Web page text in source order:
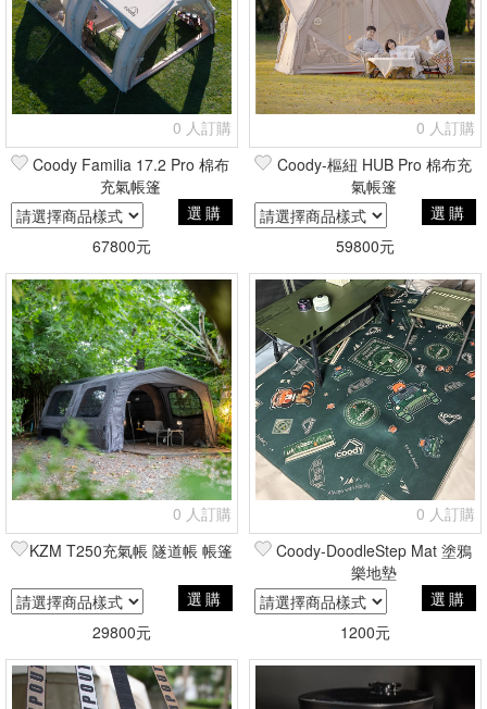
0 人訂購
Coody Familia 17.2 Pro 棉布
充氣帳篷
選購
67800元
0 人訂購
Coody-樞紐 HUB Pro 棉布充
氣帳篷
選購
59800元
0 人訂購
KZM T250充氣帳 隧道帳 帳篷
選購
29800元
0 人訂購
Coody-DoodleStep Mat 塗鴉
樂地墊
選購
1200元